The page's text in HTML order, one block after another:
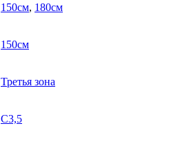
150см, 180см
150см
Третья зона
С3,5